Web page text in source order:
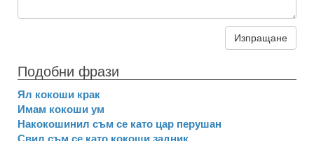
Изпращане
Подобни фрази
Ял кокоши крак
Имам кокоши ум
Накокошинил съм се като цар перушан
Свил съм се като кокоши задник